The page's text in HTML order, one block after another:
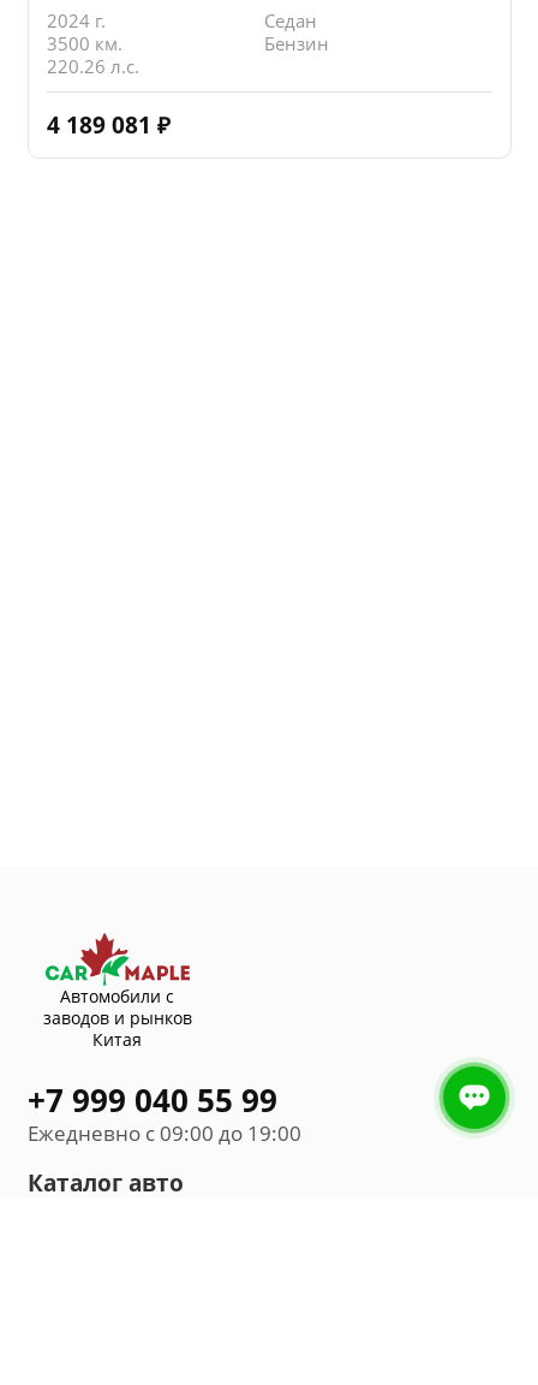
2024 г.
Седан
3500 км.
Бензин
220.26 л.с.
4 189 081 ₽
Автомобили с
заводов и рынков
Китая
+7 999 040 55 99
Ежедневно с 09:00 до 19:00
Каталог авто